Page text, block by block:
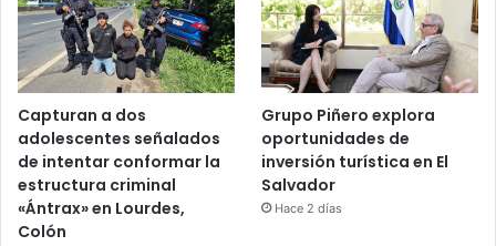
Capturan a dos
adolescentes señalados
de intentar conformar la
estructura criminal
«Ántrax» en Lourdes,
Colón
Grupo Piñero explora
oportunidades de
inversión turística en El
Salvador
Hace 2 días